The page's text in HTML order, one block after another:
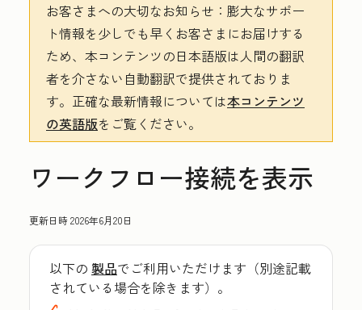
お客さまへの大切なお知らせ ：膨大なサポー
ト情報を少しでも早くお客さまにお届けする
ため、本コンテンツの日本語版は人間の翻訳
者を介さない自動翻訳で提供されておりま
す。 正確な最新情報については本コンテンツ
の英語版をご覧ください。
ワークフロー接続を表示
更新日時2026年6月20日
以下の 製品でご利用いただけます（別途記載
されている場合を除きます）。